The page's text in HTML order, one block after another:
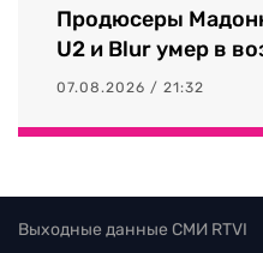
Продюсеры
U2 и Blur умер в
07.08.2026 / 21:32
Выходные данные СМИ RTVI